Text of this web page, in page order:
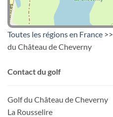
Toutes les régions en France >>
du Château de Cheverny
Contact du golf
Golf du Château de Cheverny
La Rousselire